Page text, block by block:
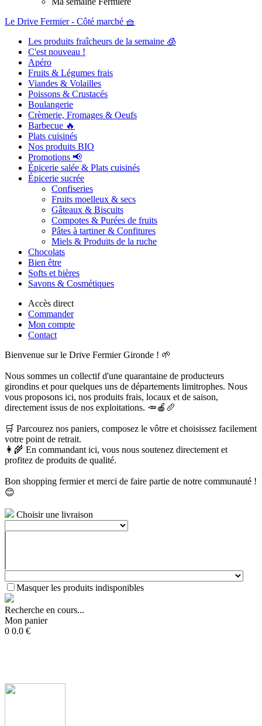
Le Drive Fermier - Côté marché 🧺
Les produits fraîcheurs de la semaine 🧊
C'est nouveau !
Apéro
Fruits & Légumes frais
Viandes & Volailles
Poissons & Crustacés
Boulangerie
Crèmerie, Fromages & Oeufs
Barbecue 🔥
Plats cuisinés
Nos produits BIO
Promotions 📢
Épicerie salée & Plats cuisinés
Épicerie sucrée
Confiseries
Fruits moelleux & secs
Gâteaux & Biscuits
Compotes & Purées de fruits
Pâtes à tartiner & Confitures
Miels & Produits de la ruche
Chocolats
Bien être
Softs et bières
Savons & Cosmétiques
Accès direct
Commander
Mon compte
Contact
Bienvenue sur le Drive Fermier Gironde ! 🌱
Nous sommes un collectif d'une quarantaine de producteurs
girondins et pour quelques uns de départements limitrophes. Nous
vous proposons ici, nos produits frais, locaux et de saison,
directement issus de nos exploitations. 🥕🍎🥖
🛒 Parcourez nos paniers, composez le vôtre et choisissez facilement
votre point de retrait.
👩‍🌾 En commandant ici, vous nous soutenez directement et
profitez de produits de qualité.
Bon shopping fermier et merci de faire partie de notre communauté !
😊
Choisir une livraison
Masquer les produits indisponibles
Recherche en cours...
Mon panier
0 0.0 €